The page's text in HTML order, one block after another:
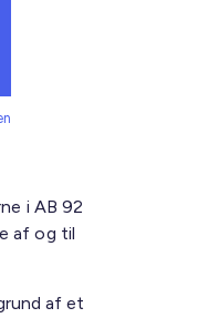
i AB 92
af og til
af et